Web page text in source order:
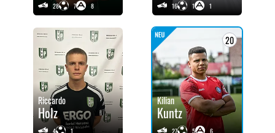
28 7 8 16 1 1
Riccardo
Holz
4 1
20
Kilian
Kuntz
27 5 6